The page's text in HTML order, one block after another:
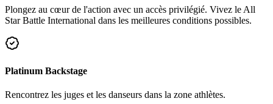
Plongez au cœur de l'action avec un accès privilégié. Vivez le All
Star Battle International dans les meilleures conditions possibles.
Platinum Backstage
Rencontrez les juges et les danseurs dans la zone athlètes.